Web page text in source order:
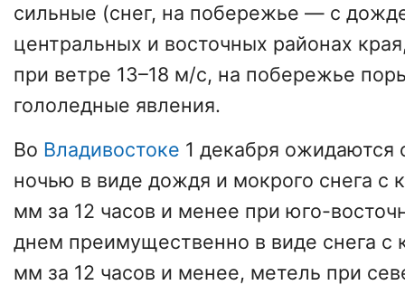
сильные (снег, на побережье — с
центральных и восточных районах
при ветре 13–18 м/с, на побережье
гололедные явления.
Во Владивостоке 1 декабря ожидаются
ночью в виде дождя и мокрого снега с
мм за 12 часов и менее при юго-
днем преимущественно в виде снега с
мм за 12 часов и менее, метель при